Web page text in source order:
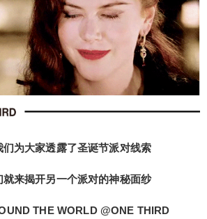
们为大家透露了圣诞节派对线索
就来揭开另一个派对的神秘面纱
THE WORLD @ONE THIRD
给undefined打赏
元 自定义
¥